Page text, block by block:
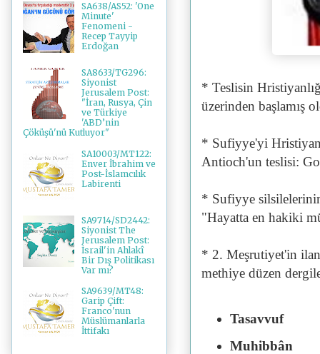
* Teslisin
üzerinden başlamış
* Sufiyye'yi
Antioch'un teslisi:
* Sufiyye
"Hayatta en hakiki
* 2. Meşrutiyet'in
methiye düzen
Tasavvuf
Muhibbân
SA638/AS52: 'One
Minute'
Fenomeni -
Recep Tayyip
Erdoğan
SA8633/TG296:
Siyonist
Jerusalem Post:
"İran, Rusya, Çin
ve Türkiye
'ABD’nin
Çöküşü'nü Kutluyor"
SA10003/MT122:
Enver İbrahim ve
Post-İslamcılık
Labirenti
SA9714/SD2442:
Siyonist The
Jerusalem Post:
İsrail'in Ahlakî
Bir Dış Politikası
Var mı?
SA9639/MT48:
Garip Çift:
Franco'nun
Müslümanlarla
İttifakı